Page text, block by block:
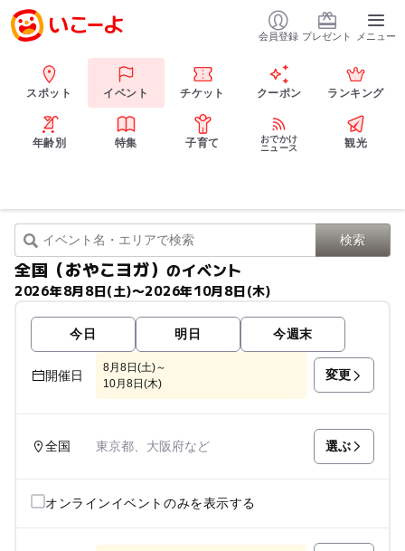
会員登録 プレゼント メニュー
スポット イベント チケット クーポン ランキング
年齢別 特集 子育て
おでかけ
ニュース
観光
全国（おやこヨガ）のイベント
2026年8月8日(土)〜2026年10月8日(木)
今日 明日 今週末
開催日
8月8日(土)～
10月8日(木)
変更
全国 東京都、大阪府など 選ぶ
オンラインイベントのみを表示する